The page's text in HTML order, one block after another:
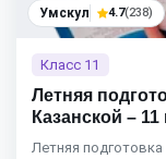
Умскул 4.7(238)
Класс 11
Летняя
Казанской – 11
Летняя